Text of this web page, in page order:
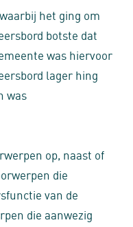
het ging om
botste dat
was hiervoor
lager hing
was
op, naast of
die
van de
die aanwezig